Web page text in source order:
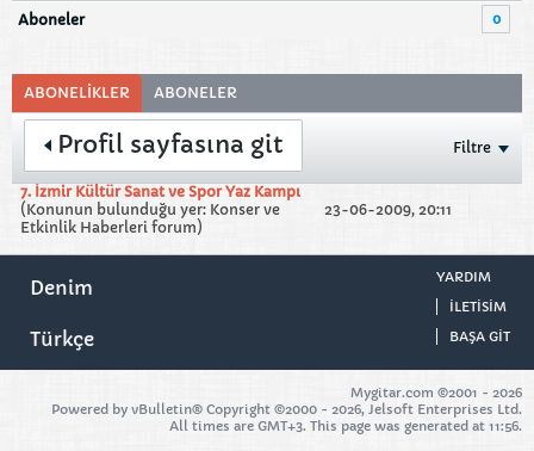
Aboneler 0
ABONELIKLER ABONELER
Profil sayfasına git Filtre
7. İzmir Kültür Sanat ve Spor Yaz Kampı
(Konunun bulunduğu yer: Konser ve
Etkinlik Haberleri forum)
23-06-2009, 20:11
Denim
Türkçe
YARDIM
ILETISIM
BAŞA GIT
Mygitar.com ©2001 - 2026
Powered by vBulletin® Copyright ©2000 - 2026, Jelsoft Enterprises Ltd.
All times are GMT+3. This page was generated at 11:56.